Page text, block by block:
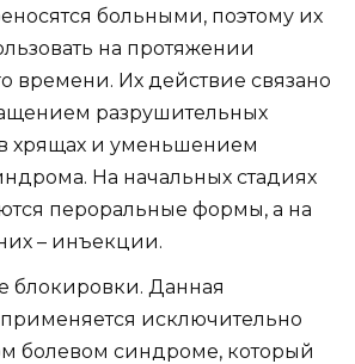
больными, поэтому их
на протяжении
времени. Их действие связано
разрушительных
хрящах и уменьшением
На начальных стадиях
пероральные формы, а на
– инъекции.
блокировки. Данная
исключительно
болевом синдроме, который